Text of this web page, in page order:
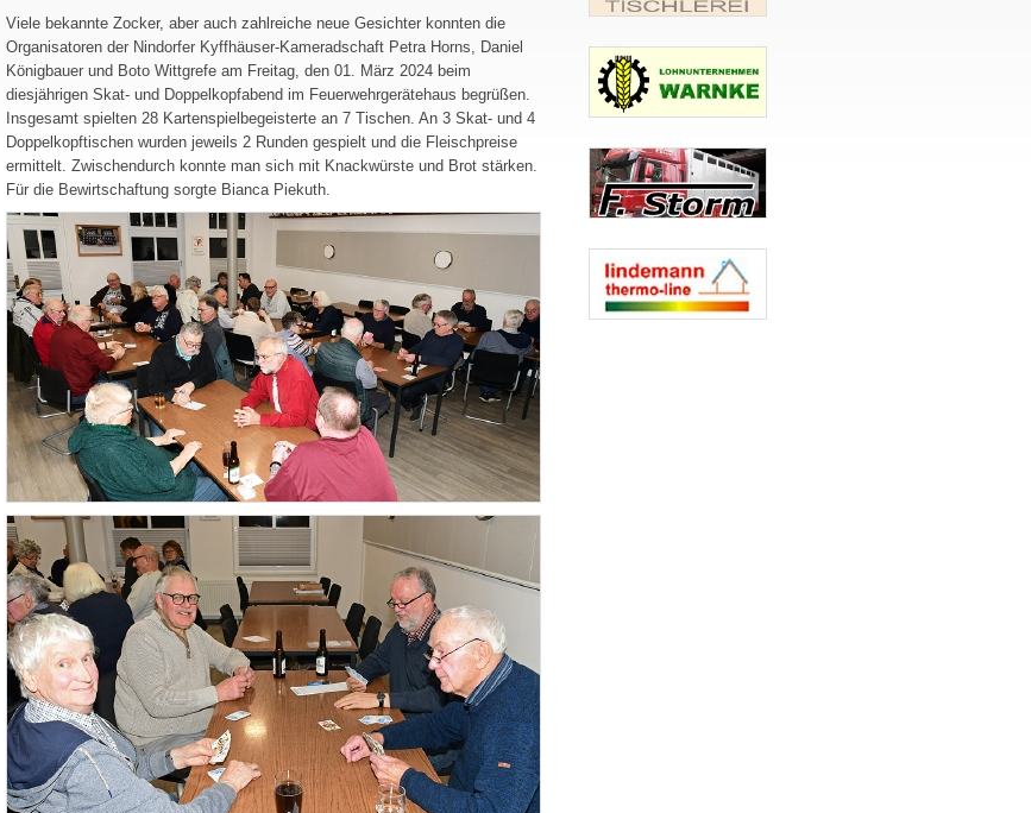
Viele bekannte Zocker, aber auch zahlreiche neue Gesichter konnten die
Organisatoren der Nindorfer Kyffhäuser-Kameradschaft Petra Horns, Daniel
Königbauer und Boto Wittgrefe am Freitag, den 01. März 2024 beim
diesjährigen Skat- und Doppelkopfabend im Feuerwehrgerätehaus begrüßen.
Insgesamt spielten 28 Kartenspielbegeisterte an 7 Tischen. An 3 Skat- und 4
Doppelkopftischen wurden jeweils 2 Runden gespielt und die Fleischpreise
ermittelt. Zwischendurch konnte man sich mit Knackwürste und Brot stärken.
Für die Bewirtschaftung sorgte Bianca Piekuth.